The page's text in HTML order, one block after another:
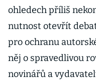
ohledech příliš
nutnost otevřít
pro ochranu
něj o spravedlivou
novinářů a